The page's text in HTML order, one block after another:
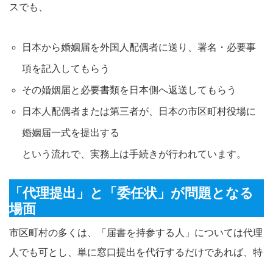
スでも、
日本から婚姻届を外国人配偶者に送り、署名・必要事
項を記入してもらう
その婚姻届と必要書類を日本側へ返送してもらう
日本人配偶者または第三者が、日本の市区町村役場に
婚姻届一式を提出する
という流れで、実務上は手続きが行われています。​
「代理提出」と「委任状」が問題となる
場面
市区町村の多くは、「届書を持参する人」については代理
人でも可とし、単に窓口提出を代行するだけであれば、特